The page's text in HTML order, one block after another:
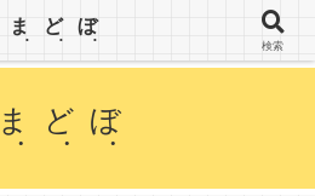
アーリーリタイア・週３日働いて、半分休む。wifiとPC
わらずノマド生活を楽しみます。
どぼ
まどぼ
検索